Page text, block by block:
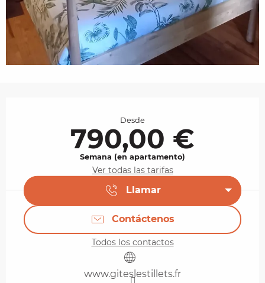
Desde
790,00 €
Semana (en apartamento)
Ver todas las tarifas
Llamar
Contáctenos
Todos los contactos
www.giteslestillets.fr